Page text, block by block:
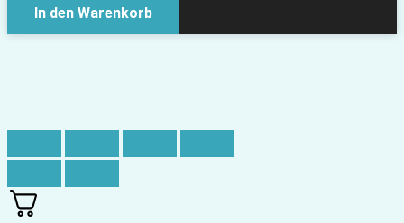
In den Warenkorb